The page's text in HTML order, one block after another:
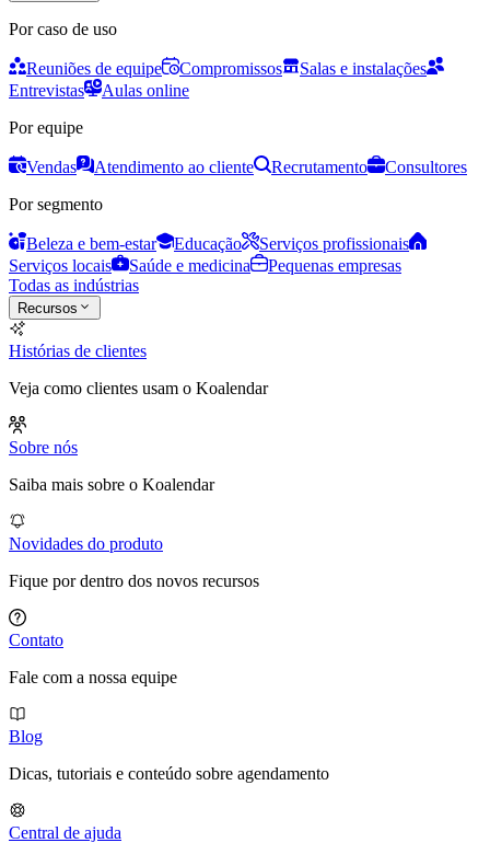
Por caso de uso
Reuniões de equipe Compromissos
Salas e instalações
Entrevistas
Aulas online
Por equipe
Vendas Atendimento ao cliente Recrutamento
Consultores
Por segmento
Beleza e bem-estar Educação
Serviços profissionais
Serviços locais
Saúde e medicina
Pequenas empresas
Todas as indústrias
Recursos
Histórias de clientes
Veja como clientes usam o Koalendar
Sobre nós
Saiba mais sobre o Koalendar
Novidades do produto
Fique por dentro dos novos recursos
Contato
Fale com a nossa equipe
Blog
Dicas, tutoriais e conteúdo sobre agendamento
Central de ajuda